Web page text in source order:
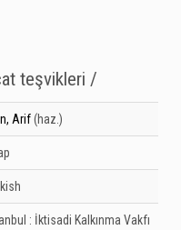
teşvikleri /
Arif(haz.)
: İktisadi Kalkınma Vakfı